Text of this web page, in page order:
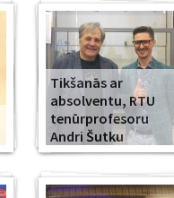
Tikšanās ar
absolventu, RTU
tenūrprofesoru
Andri Šutku